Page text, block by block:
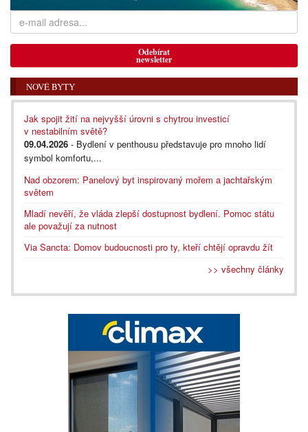
Odebírat
newsletter
NOVÉ BYTY
Jak spojit žití na nejvyšší úrovni s chytrou investicí
v nestabilním světě?
09.04.2026 - Bydlení v penthousu představuje pro mnoho lidí
symbol komfortu,...
Nad obzorem: Panelový byt inspirovaný mořem a jachtařským
světem
Mladí nevěří, že vláda zlepší dostupnost bydlení. Pomoc státu
ale považují za nutnost
Via Sancta: Domov budoucnosti pro ty, kteří chtějí opravdu žít
>> všechny články